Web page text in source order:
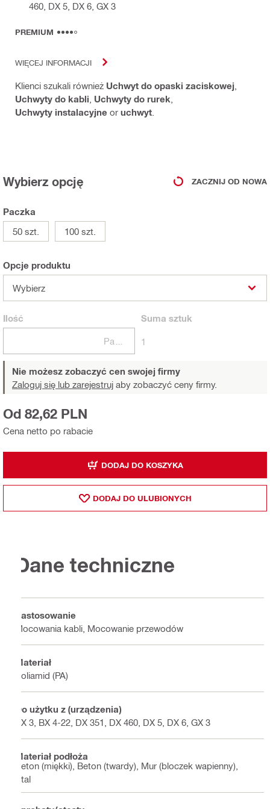
460, DX 5, DX 6, GX 3
PREMIUM
WIĘCEJ INFORMACJI
Klienci szukali również Uchwyt do opaski zaciskowej
Uchwyty do kabli Uchwyty do rurek
Uchwyty instalacyjne or uchwyt
Wybierz opcję ZACZNIJ OD NOWA
Paczka
50 szt.
100 szt.
Opcje produktu
Wybierz
Ilość Suma sztuk
1
Nie możesz zobaczyć cen swojej firmy
Zaloguj się lub zarejestruj aby zobaczyć ceny firmy.
Cena netto po rabacie
Od 82,62 PLN
DODAJ DO KOSZYKA
DODAJ DO ULUBIONYCH
Dane techniczne
Zastosowanie
Mocowania kabli, Mocowanie przewodów
Materiał
Poliamid (PA)
Do użytku z (urządzenia)
BX 3, BX 4-22, DX 351, DX 460, DX 5, DX 6, GX 3
Materiał podłoża
Beton (miękki), Beton (twardy), Mur (bloczek wapienny),
Stal